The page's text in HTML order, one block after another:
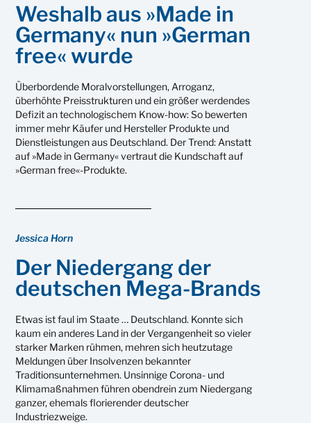
Weshalb aus »Made in
Germany« nun »German
free« wurde
Überbordende Moralvorstellungen, Arroganz,
überhöhte Preisstrukturen und ein größer werdendes
Defizit an technologischem Know-how: So bewerten
immer mehr Käufer und Hersteller Produkte und
Dienstleistungen aus Deutschland. Der Trend: Anstatt
auf »Made in Germany« vertraut die Kundschaft auf
»German free«-Produkte.
Jessica Horn
Der Niedergang der
deutschen Mega-Brands
Etwas ist faul im Staate … Deutschland. Konnte sich
kaum ein anderes Land in der Vergangenheit so vieler
starker Marken rühmen, mehren sich heutzutage
Meldungen über Insolvenzen bekannter
Traditionsunternehmen. Unsinnige Corona- und
Klimamaßnahmen führen obendrein zum Niedergang
ganzer, ehemals florierender deutscher
Industriezweige.